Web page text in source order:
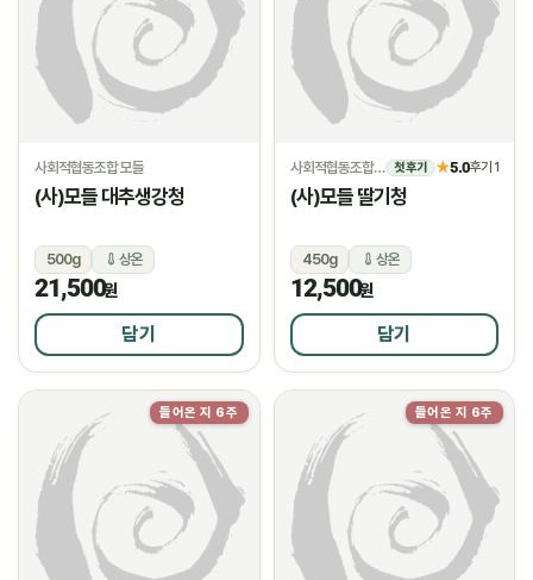
사회적협동조합 모들
(사)모들 대추생강청
500g 상온
21,500원
담기
사회적협동조합 모들 첫 후기 ★5.0후기 1
(사)모들 딸기청
450g 상온
12,500원
담기
들어온 지 6주 들어온 지 6주